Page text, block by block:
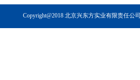
Copyright@2018 北京兴东方实业有限责任公司